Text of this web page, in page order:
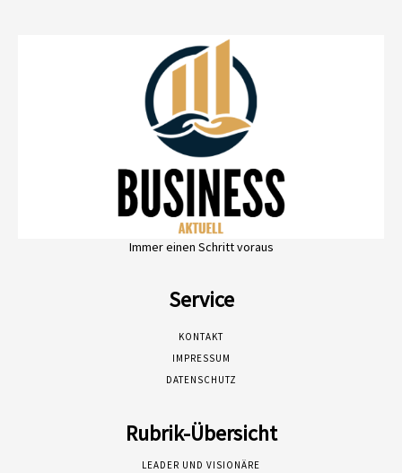
Immer einen Schritt voraus
Service
KONTAKT
IMPRESSUM
DATENSCHUTZ
Rubrik-Übersicht
LEADER UND VISIONÄRE